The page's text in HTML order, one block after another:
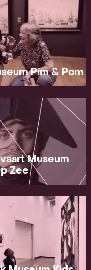
Pim & Pom
Museum
Zee